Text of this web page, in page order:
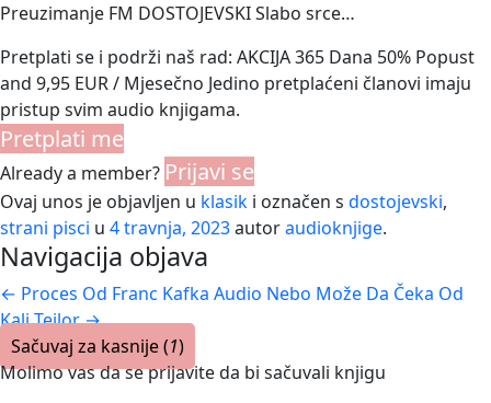
Preuzimanje FM DOSTOJEVSKI Slabo srce…
Pretplati se i podrži naš rad: AKCIJA 365 Dana 50% Popust
and 9,95 EUR / Mjesečno Jedino pretplaćeni članovi imaju
pristup svim audio knjigama.
Pretplati me
Already a member? Prijavi se
Ovaj unos je objavljen u klasik i označen s dostojevski,
strani pisci u 4 travnja, 2023autoraudioknjige.
Navigacija objava
← Proces Od Franc Kafka Audio Nebo Može Da Čeka Od
Kali Tejlor→
Sačuvaj za kasnije (1)
Molimo vas da se prijavite da bi sačuvali knjigu